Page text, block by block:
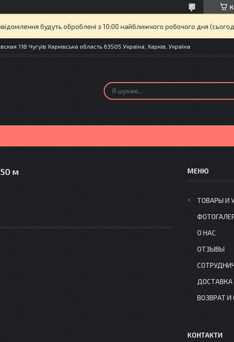
будуть оброблені з 10:00 найближчого робочого дня
118 Чугуїв Харківська область 63505 Україна, Харків, Україна
м
ТОВАРЫ И
О НАС
ОТЗЫВЫ
ДОСТАВКА
ВОЗВРАТ
КОНТАКТИ